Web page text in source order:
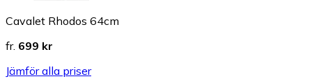
Cavalet Rhodos 64cm
fr. 699 kr
Jämför alla priser